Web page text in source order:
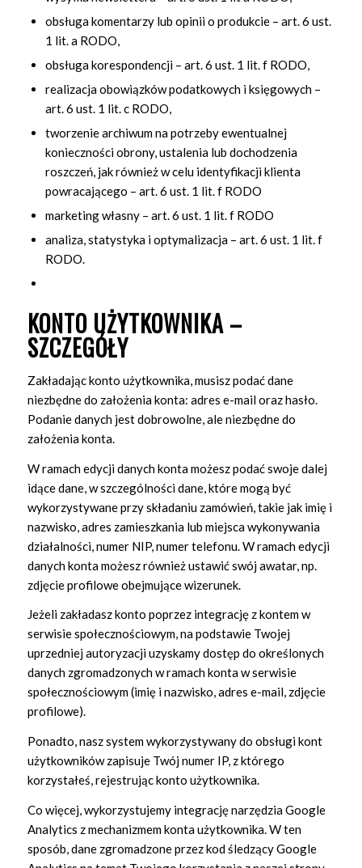
obsługa komentarzy lub opinii o produkcie – art. 6 ust.
1 lit. a RODO,
obsługa korespondencji – art. 6 ust. 1 lit. f RODO,
realizacja obowiązków podatkowych i księgowych –
art. 6 ust. 1 lit. c RODO,
tworzenie archiwum na potrzeby ewentualnej
konieczności obrony, ustalenia lub dochodzenia
roszczeń, jak również w celu identyfikacji klienta
powracającego – art. 6 ust. 1 lit. f RODO
marketing własny – art. 6 ust. 1 lit. f RODO
analiza, statystyka i optymalizacja – art. 6 ust. 1 lit. f
RODO.
KONTO UŻYTKOWNIKA –
SZCZEGÓŁY
Zakładając konto użytkownika, musisz podać dane
niezbędne do założenia konta: adres e-mail oraz hasło.
Podanie danych jest dobrowolne, ale niezbędne do
założenia konta.
W ramach edycji danych konta możesz podać swoje dalej
idące dane, w szczególności dane, które mogą być
wykorzystywane przy składaniu zamówień, takie jak imię i
nazwisko, adres zamieszkania lub miejsca wykonywania
działalności, numer NIP, numer telefonu. W ramach edycji
danych konta możesz również ustawić swój awatar, np.
zdjęcie profilowe obejmujące wizerunek.
Jeżeli zakładasz konto poprzez integrację z kontem w
serwisie społecznościowym, na podstawie Twojej
uprzedniej autoryzacji uzyskamy dostęp do określonych
danych zgromadzonych w ramach konta w serwisie
społecznościowym (imię i nazwisko, adres e-mail, zdjęcie
profilowe).
Ponadto, nasz system wykorzystywany do obsługi kont
użytkowników zapisuje Twój numer IP, z którego
korzystałeś, rejestrując konto użytkownika.
Co więcej, wykorzystujemy integrację narzędzia Google
Analytics z mechanizmem konta użytkownika. W ten
sposób, dane zgromadzone przez kod śledzący Google